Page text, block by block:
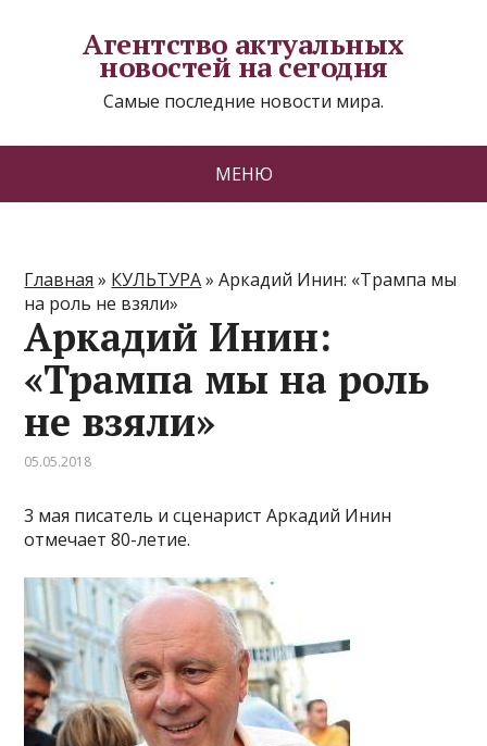
Агентство актуальных
новостей на сегодня
Самые последние новости мира.
МЕНЮ
Главная » КУЛЬТУРА»Аркадий Инин: «Трампа мы
на роль не взяли»
Аркадий Инин:
«Трампа мы на роль
не взяли»
05.05.2018
3 мая писатель и сценарист Аркадий Инин
отмечает 80-летие.